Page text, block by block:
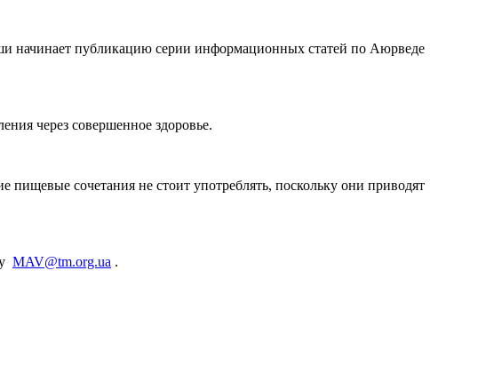
начинает публикацию серии информационных статей по Аюрведе
через совершенное здоровье.
сочетания не стоит употреблять, поскольку они приводят
MAV@tm.org.ua .